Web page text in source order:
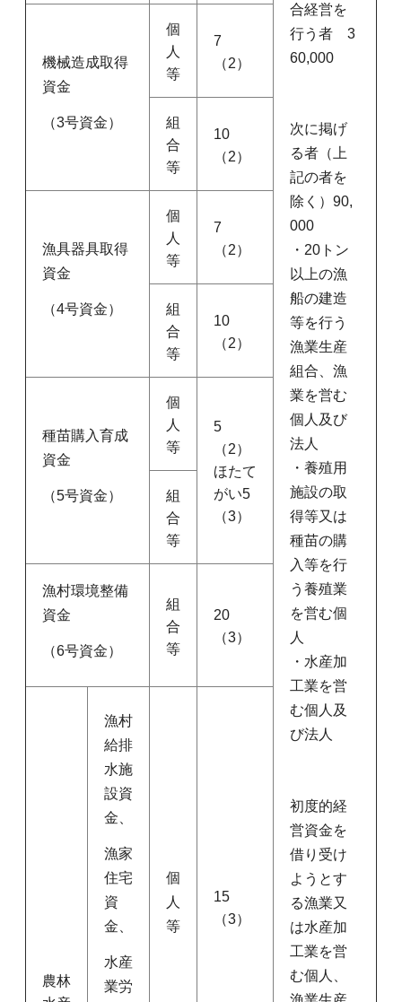
合経営を
行う者 3
60,000
次に掲げ
る者（上
記の者を
除く）90,
000
・20トン
以上の漁
船の建造
等を行う
漁業生産
組合、漁
業を営む
個人及び
法人
・養殖用
施設の取
得等又は
種苗の購
入等を行
う養殖業
を営む個
人
・水産加
工業を営
む個人及
び法人
初度的経
営資金を
借り受け
ようとす
る漁業又
は水産加
工業を営
む個人、
機械造成取得
資金
（3号資金）
個
人
等
7
（2）
組
合
等
10
（2）
漁具器具取得
資金
（4号資金）
個
人
等
7
（2）
組
合
等
10
（2）
種苗購入育成
資金
（5号資金）
個
人
等
5
（2）
ほたて
がい5
（3）
組
合
等
漁村環境整備
資金
（6号資金）
組
合
等
20
（3）
農林
漁村
給排
水施
設資
金、
漁家
住宅
資
金、
水産
業労
個
人
等
15
（3）